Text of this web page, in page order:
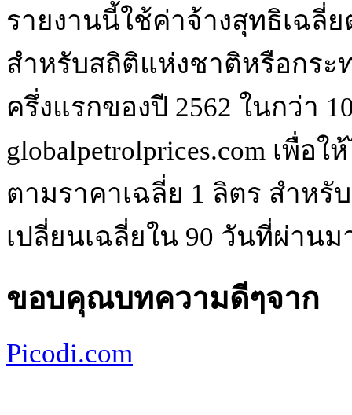
รายงานนี้ใช้ค่าจ้างสุทธิเฉลี่
สำหรับสถิติแห่งชาติหรือกระ
ครึ่งแรกของปี 2562 ในกว่า
globalpetrolprices.com เพื่อ
ตามราคาเฉลี่ย 1 ลิตร สำหรั
เปลี่ยนเฉลี่ยใน 90 วันที่ผ่านม
ขอบคุณบทความดีๆจาก
Picodi.com